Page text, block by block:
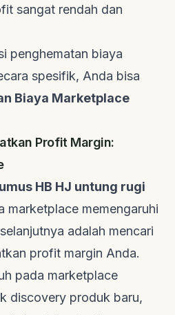
sangat rendah dan
penghematan biaya
spesifik, Anda bisa
Biaya Marketplace
Profit Margin:
HB HJ untung rugi
marketplace memengaruhi
adalah mencari
profit margin Anda.
pada marketplace
discovery produk baru,